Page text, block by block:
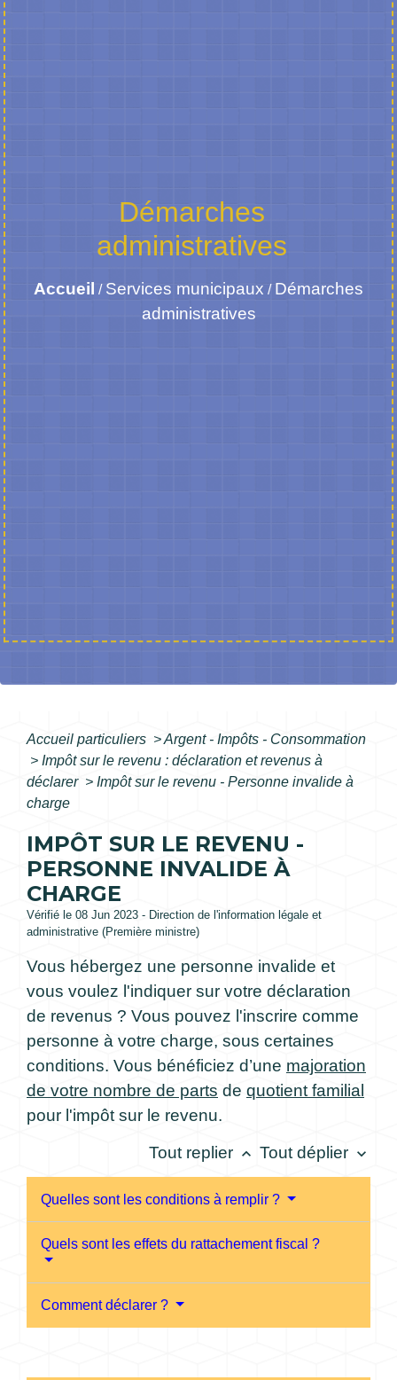
Démarches
administratives
Accueil / Services municipaux / Démarches
administratives
Accueil particuliers >Argent - Impôts - Consommation
> Impôt sur le revenu : déclaration et revenus à
déclarer > Impôt sur le revenu - Personne invalide à
charge
IMPÔT SUR LE REVENU -
PERSONNE INVALIDE À
CHARGE
Vérifié le 08 Jun 2023 - Direction de l'information légale et
administrative (Première ministre)
Vous hébergez une personne invalide et
vous voulez l'indiquer sur votre déclaration
de revenus ? Vous pouvez l'inscrire comme
personne à votre charge, sous certaines
conditions. Vous bénéficiez d’une majoration
de votre nombre de parts de quotient familial
pour l'impôt sur le revenu.
Tout replier keyboard_arrow_up Tout déplier keyboard_arrow_down
Quelles sont les conditions à remplir ?
Quels sont les effets du rattachement fiscal ?
Comment déclarer ?